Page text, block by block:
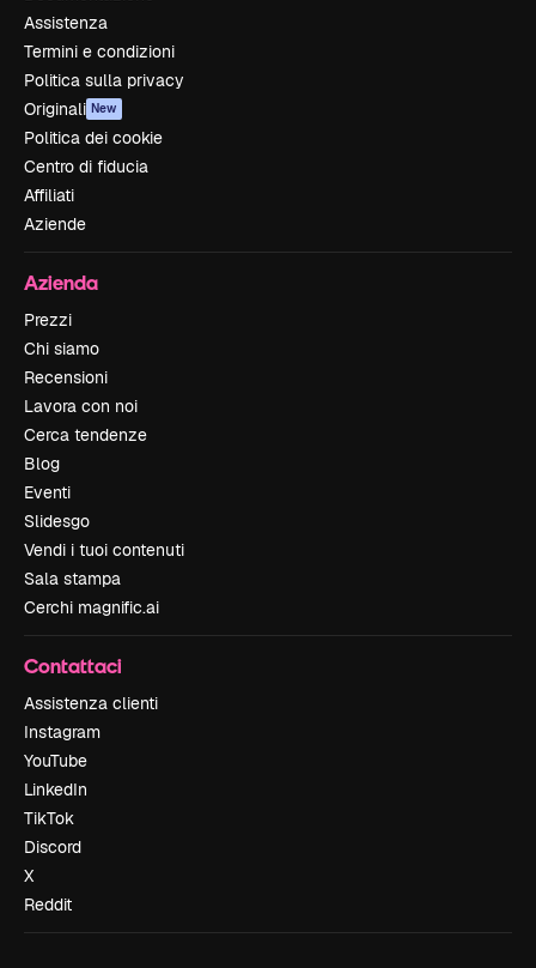
Assistenza
Termini e condizioni
Politica sulla privacy
Originali New
Politica dei cookie
Centro di fiducia
Affiliati
Aziende
Azienda
Prezzi
Chi siamo
Recensioni
Lavora con noi
Cerca tendenze
Blog
Eventi
Slidesgo
Vendi i tuoi contenuti
Sala stampa
Cerchi magnific.ai
Contattaci
Assistenza clienti
Instagram
YouTube
LinkedIn
TikTok
Discord
X
Reddit